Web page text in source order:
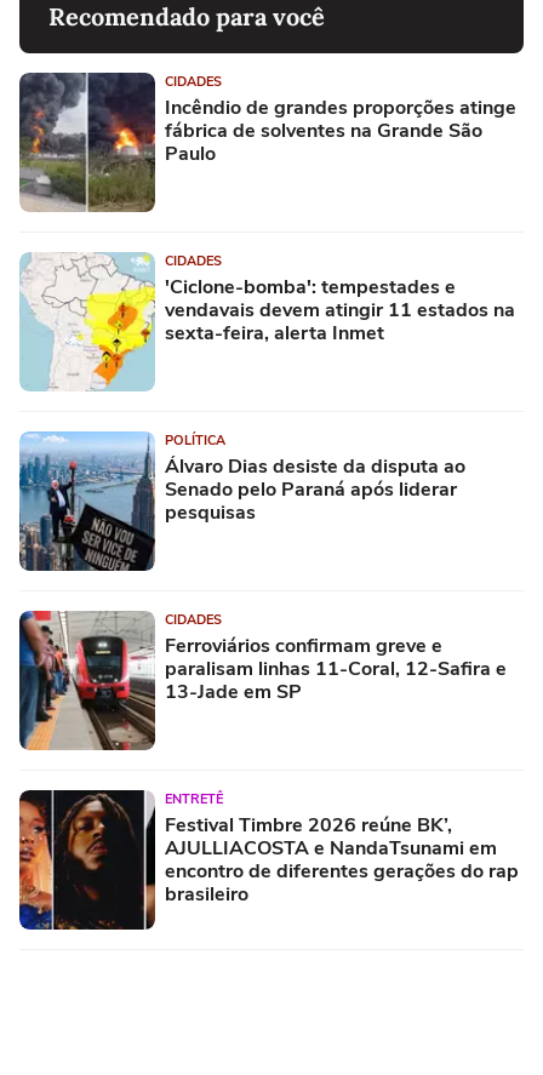
Recomendado para você
CIDADES
Incêndio de grandes proporções atinge
fábrica de solventes na Grande São
Paulo
CIDADES
'Ciclone-bomba': tempestades e
vendavais devem atingir 11 estados na
sexta-feira, alerta Inmet
POLÍTICA
Álvaro Dias desiste da disputa ao
Senado pelo Paraná após liderar
pesquisas
CIDADES
Ferroviários confirmam greve e
paralisam linhas 11-Coral, 12-Safira e
13-Jade em SP
ENTRETÊ
Festival Timbre 2026 reúne BK’,
AJULLIACOSTA e NandaTsunami em
encontro de diferentes gerações do rap
brasileiro